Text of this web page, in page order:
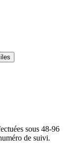
sous 48-96
de suivi.